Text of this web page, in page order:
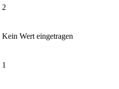
2
Kein Wert eingetragen
1